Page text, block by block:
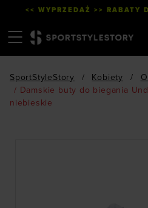
<< WYPRZEDAŻ >> RABATY
SportStyleStory / Kobiety /
/ Damskie buty do biegania
niebieskie